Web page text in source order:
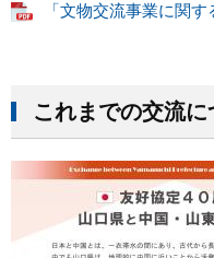
「文物交流事業に関す
これまでの交流に